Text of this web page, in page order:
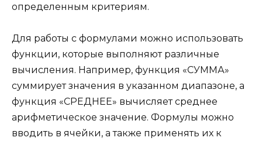
определенным критериям.
Для работы с формулами можно использовать
функции, которые выполняют различные
вычисления. Например, функция «СУММА»
суммирует значения в указанном диапазоне, а
функция «СРЕДНЕЕ» вычисляет среднее
арифметическое значение. Формулы можно
вводить в ячейки, а также применять их к